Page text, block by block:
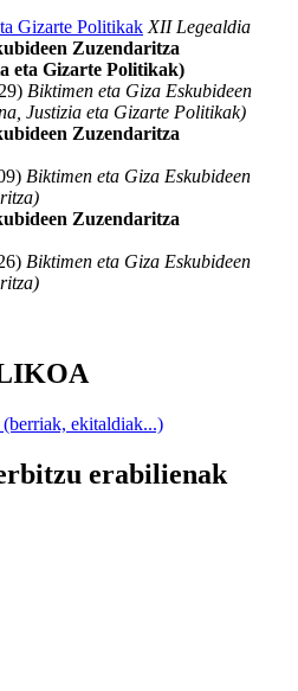
Gizarte Politikak XII Legealdia
Zuzendaritza
eta Gizarte Politikak)
Biktimen eta Giza Eskubideen
Justizia eta Gizarte Politikak)
Zuzendaritza
Biktimen eta Giza Eskubideen
Zuzendaritza
Biktimen eta Giza Eskubideen
ekitaldiak...)
erabilienak